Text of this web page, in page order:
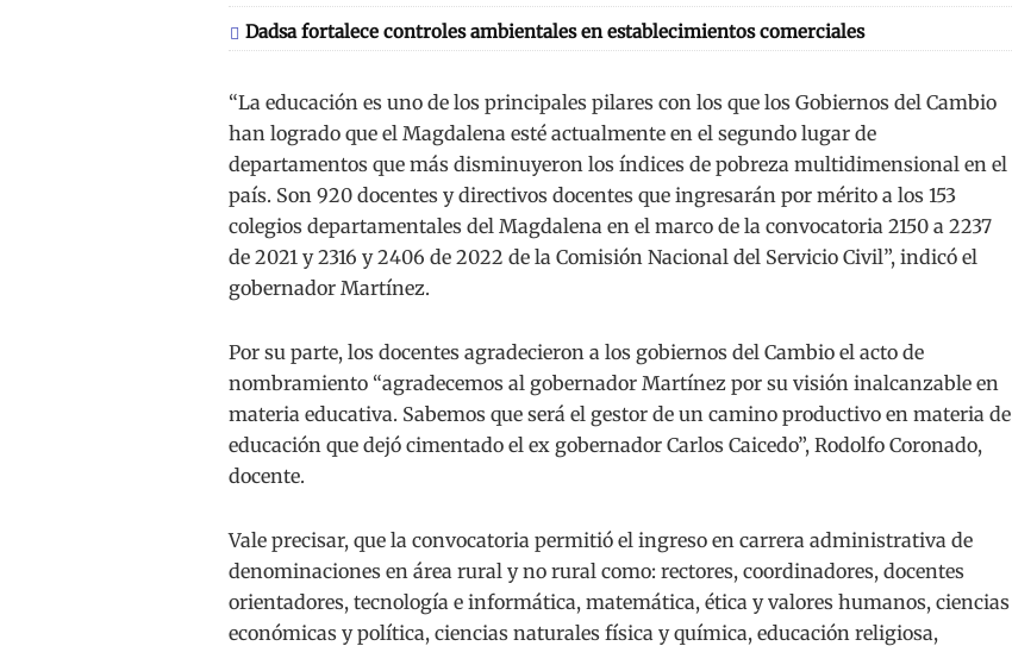
Dadsa fortalece controles ambientales en establecimientos comerciales
“La educación es uno de los principales pilares con los que los Gobiernos del Cambio
han logrado que el Magdalena esté actualmente en el segundo lugar de
departamentos que más disminuyeron los índices de pobreza multidimensional en el
país. Son 920 docentes y directivos docentes que ingresarán por mérito a los 153
colegios departamentales del Magdalena en el marco de la convocatoria 2150 a 2237
de 2021 y 2316 y 2406 de 2022 de la Comisión Nacional del Servicio Civil”, indicó el
gobernador Martínez.
Por su parte, los docentes agradecieron a los gobiernos del Cambio el acto de
nombramiento “agradecemos al gobernador Martínez por su visión inalcanzable en
materia educativa. Sabemos que será el gestor de un camino productivo en materia de
educación que dejó cimentado el ex gobernador Carlos Caicedo”, Rodolfo Coronado,
docente.
Vale precisar, que la convocatoria permitió el ingreso en carrera administrativa de
denominaciones en área rural y no rural como: rectores, coordinadores, docentes
orientadores, tecnología e informática, matemática, ética y valores humanos, ciencias
económicas y política, ciencias naturales física y química, educación religiosa,